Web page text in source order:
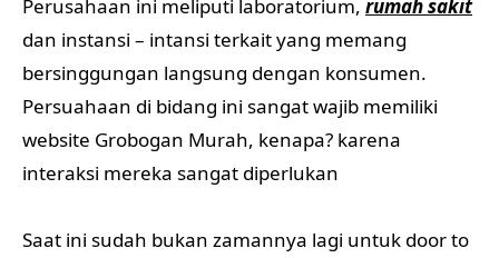
Perusahaan ini meliputi laboratorium, rumah sakit
dan instansi – intansi terkait yang memang
bersinggungan langsung dengan konsumen.
Persuahaan di bidang ini sangat wajib memiliki
website Grobogan Murah, kenapa? karena
interaksi mereka sangat diperlukan
Saat ini sudah bukan zamannya lagi untuk door to